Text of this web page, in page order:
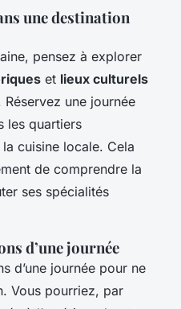
une destination
pensez à explorer
et lieux culturels
une journée
les quartiers
cuisine locale. Cela
de comprendre la
ses spécialités
d’une journée
d’une journée pour ne
Vous pourriez, par